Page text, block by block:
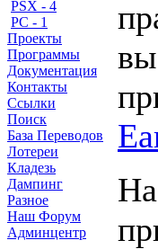
PSX - 4
PC - 1
Проекты
Программы
Документация
Контакты
Ссылки
Поиск
База Переводов
Лотереи
Кладезь
Дампинг
Разное
Наш Форум
Админцентр